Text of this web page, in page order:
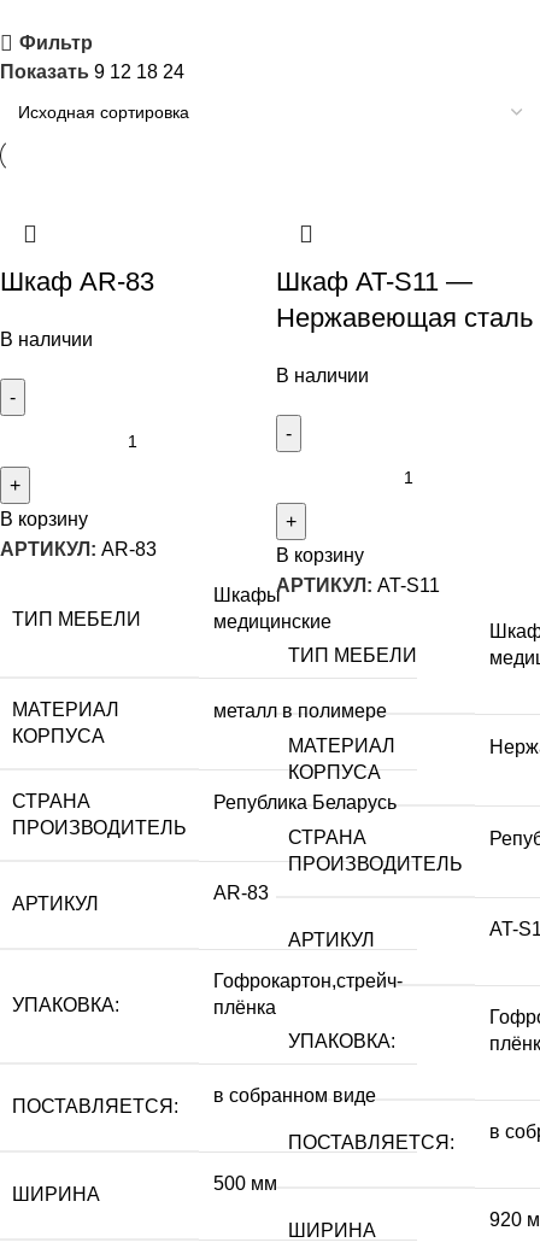
Фильтр
Показать 9 12 18 24
Шкаф AR-83
В наличии
В корзину
АРТИКУЛ: AR-83
ТИП МЕБЕЛИ
Шкафы
медицинские
МАТЕРИАЛ
КОРПУСА
металл в полимере
СТРАНА
ПРОИЗВОДИТЕЛЬ
Република Беларусь
АРТИКУЛ
AR-83
УПАКОВКА:
Гофрокартон,стрейч-
плёнка
ПОСТАВЛЯЕТСЯ:
в собранном виде
ШИРИНА
500 мм
Шкаф AT-S11 —
Нержавеющая сталь
В наличии
В корзину
АРТИКУЛ: AT-S11
ТИП МЕБЕЛИ
МАТЕРИАЛ
КОРПУСА
СТРАНА
ПРОИЗВОДИТЕЛЬ
АРТИКУЛ
AT-
УПАКОВКА:
ПОСТАВЛЯЕТСЯ:
в
ШИРИНА
920